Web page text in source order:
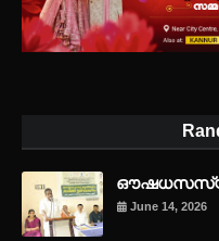
June 14, 2026